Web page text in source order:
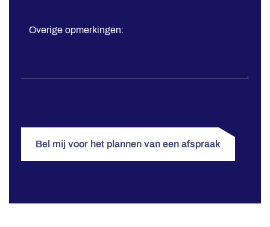
Overige opmerkingen:
Bel mij voor het plannen van een afspraak